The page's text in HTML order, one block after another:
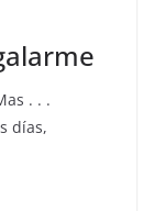
. . .
días,